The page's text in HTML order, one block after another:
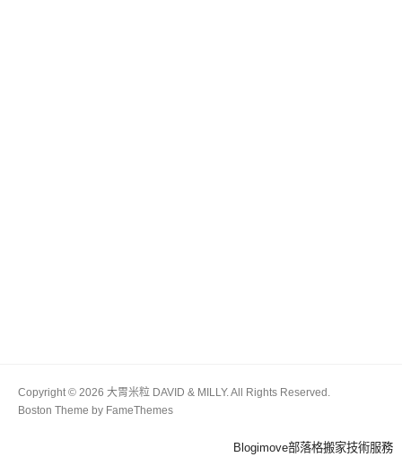
Copyright © 2026 大胃米粒 DAVID & MILLY. All Rights Reserved.
Boston Theme by FameThemes
Blogimove部落格搬家技術服務